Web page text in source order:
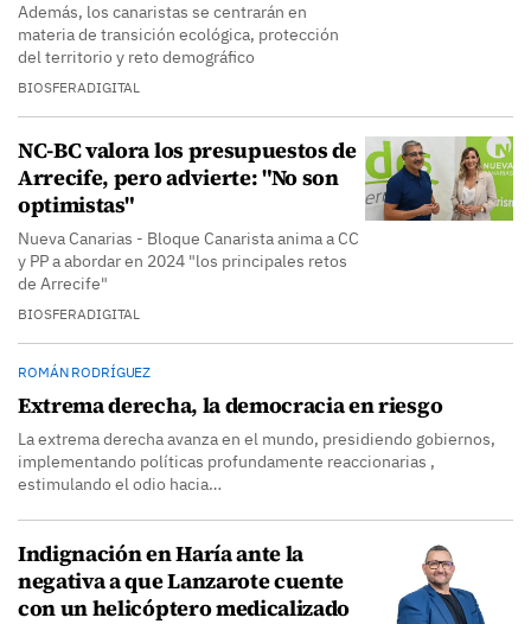
Además, los canaristas se centrarán en
materia de transición ecológica, protección
del territorio y reto demográfico
BIOSFERADIGITAL
NC-BC valora los presupuestos de
Arrecife, pero advierte: "No son
optimistas"
Nueva Canarias - Bloque Canarista anima a CC
y PP a abordar en 2024 "los principales retos
de Arrecife"
BIOSFERADIGITAL
ROMÁN RODRÍGUEZ
Extrema derecha, la democracia en riesgo
La extrema derecha avanza en el mundo, presidiendo gobiernos,
implementando políticas profundamente reaccionarias ,
estimulando el odio hacia…
Indignación en Haría ante la
negativa a que Lanzarote cuente
con un helicóptero medicalizado